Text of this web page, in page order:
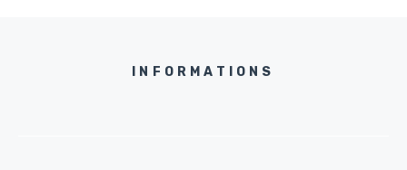
INFORMATIONS